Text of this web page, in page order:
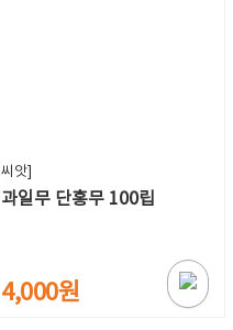
씨앗]
과일무 단홍무 100립
4,000원